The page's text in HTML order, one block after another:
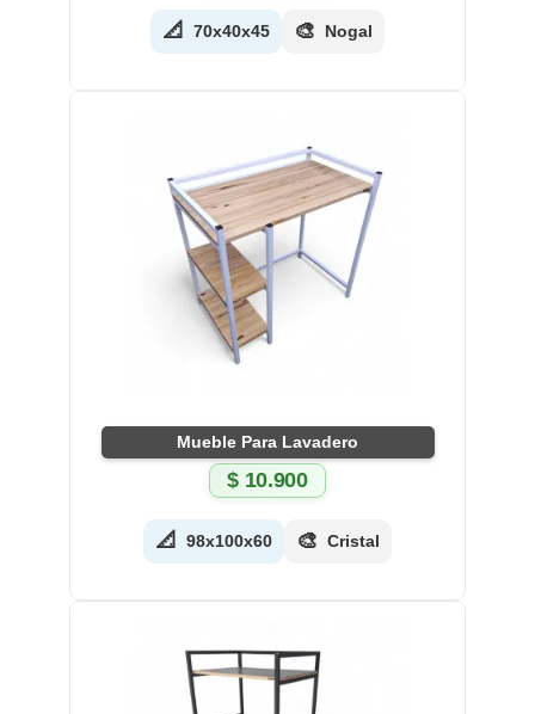
original
era:
actual
es:
📐 70x40x45 🎨 Nogal
Mueble Para Lavadero
$10.900
📐 98x100x60 🎨 Cristal